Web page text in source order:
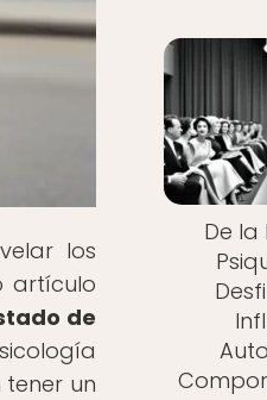
los
artículo
de
un
De la